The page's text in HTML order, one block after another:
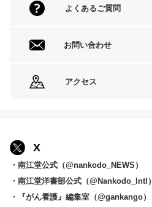
よくあるご質問
お問い合わせ
アクセス
X
・南江堂公式（@nankodo_NEWS）
・南江堂洋書部公式（@Nankodo_Intl）
・『がん看護』編集室（@gankango）